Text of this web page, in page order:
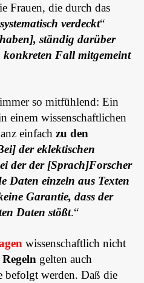
Frauen, die durch das
systematisch verdeckt“
ständig darüber
konkreten Fall mitgemeint
so mitfühlend: Ein
einem wissenschaftlichen
einfach zu den
der eklektischen
der der [Sprach]Forscher
Daten einzeln aus Texten
Garantie, dass der
Daten stößt.“
wissenschaftlich nicht
gelten auch
befolgt werden. Daß die